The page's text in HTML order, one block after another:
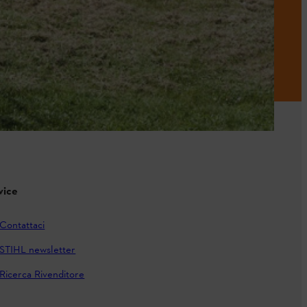
Contattaci
STIHL newsletter
Ricerca Rivenditore